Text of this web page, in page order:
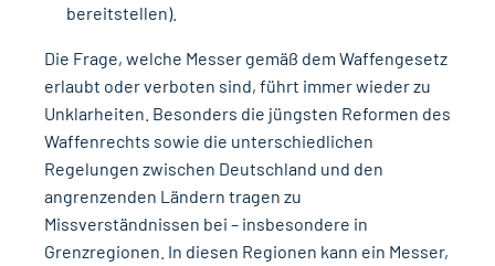
bereitstellen).
Die Frage, welche Messer gemäß dem Waffengesetz
erlaubt oder verboten sind, führt immer wieder zu
Unklarheiten. Besonders die jüngsten Reformen des
Waffenrechts sowie die unterschiedlichen
Regelungen zwischen Deutschland und den
angrenzenden Ländern tragen zu
Missverständnissen bei – insbesondere in
Grenzregionen. In diesen Regionen kann ein Messer,